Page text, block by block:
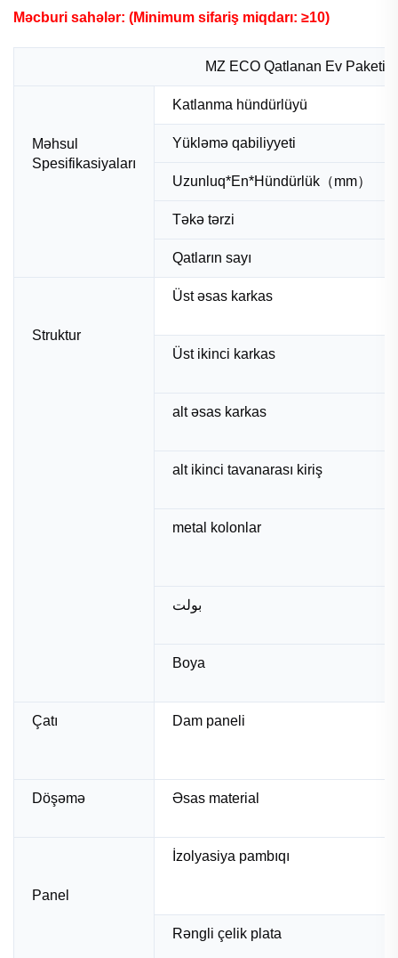
Məcburi sahələr: (Minimum sifariş miqdarı: ≥10)
MZ ECO Qatlanan Ev Paketi
Məhsul
Spesifikasiyaları
Katlanma hündürlüyü
Yükləmə qabiliyyeti
Uzunluq*En*Hündürlük（mm）
Təkə tərzi
Qatların sayı
Struktur
Üst əsas karkas
Üst ikinci karkas
alt əsas karkas
alt ikinci tavanarası kiriş
metal kolonlar
بولت
Boya
Çatı Dam paneli
Döşəmə Əsas material
Panel
İzolyasiya pambıqı
Rəngli çelik plata